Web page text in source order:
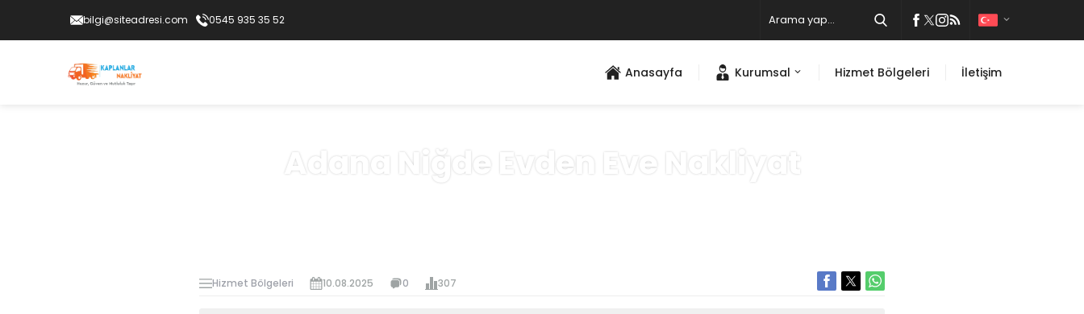
bilgi@siteadresi.com 0545 935 35 52
Anasayfa Kurumsal Hizmet Bölgeleri İletişim
Adana Niğde Evden Eve Nakliyat
Hizmet Bölgeleri 10.08.2025 0 307